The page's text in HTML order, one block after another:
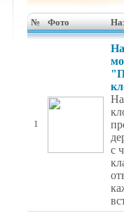
№ Фото
1
с